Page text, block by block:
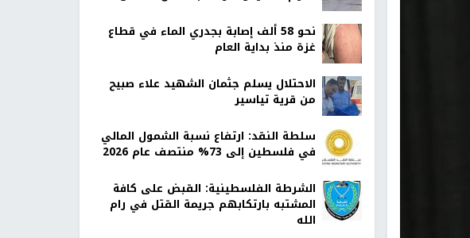
نحو 58 ألف إصابة بجدري الماء في قطاع
غزة منذ بداية العام
الاحتلال يسلم جثمان الشهيد علاء صبيح
من قرية تياسير
سلطة النقد: ارتفاع نسبة الشمول المالي
في فلسطين إلى 73% منتصف عام 2026
الشرطة الفلسطينية: القبض على كافة
المشتبه بارتكابهم جريمة القتل في رام
الله